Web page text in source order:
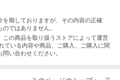
を期しておりますが、その内容の正確
ではありません。
この商品を取り扱うストアによって運営
ている内容や商品、ご購入 、ご購入に関
い合わせください。